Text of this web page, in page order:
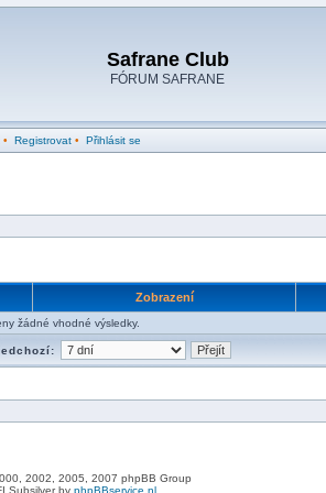
Safrane Club
FÓRUM SAFRANE
• Registrovat• Přihlásit se
Zobrazení
žádné vhodné výsledky.
2002, 2005, 2007 phpBB Group
Subsilver by phpBBservice.nl